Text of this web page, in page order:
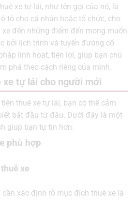
xe tự lái, như tên gọi của nó, là
tô cho cá nhân hoặc tổ chức, cho
đến những điểm đến mong muốn
bởi lịch trình và tuyến đường cố
linh hoạt, tiện lợi, giúp bạn chủ
phá theo cách riêng của mình.
xe tự lái cho người mới
thuê xe tự lái, bạn có thể cảm
bắt đầu từ đâu. Dưới đây là một
giúp bạn tự tin hơn:
phù hợp
xe
cần xác định rõ mục đích thuê xe là